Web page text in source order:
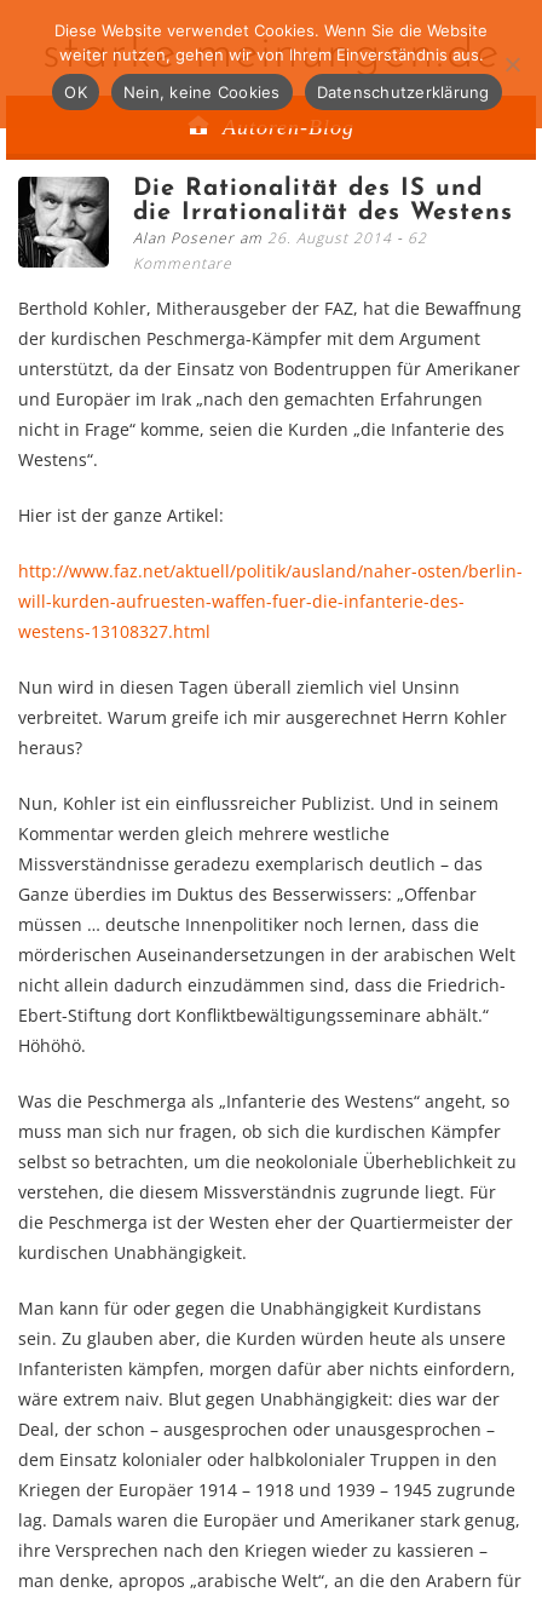
starke-meinungen.de
Autoren-Blog
Die Rationalität des IS und
die Irrationalität des Westens
Alan Posener am 26. August 2014
62
Kommentare
Berthold Kohler, Mitherausgeber der FAZ, hat die Bewaffnung
der kurdischen Peschmerga-Kämpfer mit dem Argument
unterstützt, da der Einsatz von Bodentruppen für Amerikaner
und Europäer im Irak „nach den gemachten Erfahrungen
nicht in Frage“ komme, seien die Kurden „die Infanterie des
Westens“.
Hier ist der ganze Artikel:
http://www.faz.net/aktuell/politik/ausland/naher-osten/berlin-
will-kurden-aufruesten-waffen-fuer-die-infanterie-des-
westens-13108327.html
Nun wird in diesen Tagen überall ziemlich viel Unsinn
verbreitet. Warum greife ich mir ausgerechnet Herrn Kohler
heraus?
Nun, Kohler ist ein einflussreicher Publizist. Und in seinem
Kommentar werden gleich mehrere westliche
Missverständnisse geradezu exemplarisch deutlich – das
Ganze überdies im Duktus des Besserwissers: „Offenbar
müssen … deutsche Innenpolitiker noch lernen, dass die
mörderischen Auseinandersetzungen in der arabischen Welt
nicht allein dadurch einzudämmen sind, dass die Friedrich-
Ebert-Stiftung dort Konfliktbewältigungsseminare abhält.“
Höhöhö.
Was die Peschmerga als „Infanterie des Westens“ angeht, so
muss man sich nur fragen, ob sich die kurdischen Kämpfer
selbst so betrachten, um die neokoloniale Überheblichkeit zu
verstehen, die diesem Missverständnis zugrunde liegt. Für
die Peschmerga ist der Westen eher der Quartiermeister der
kurdischen Unabhängigkeit.
Man kann für oder gegen die Unabhängigkeit Kurdistans
sein. Zu glauben aber, die Kurden würden heute als unsere
Infanteristen kämpfen, morgen dafür aber nichts einfordern,
wäre extrem naiv. Blut gegen Unabhängigkeit: dies war der
Deal, der schon – ausgesprochen oder unausgesprochen –
dem Einsatz kolonialer oder halbkolonialer Truppen in den
Kriegen der Europäer 1914 – 1918 und 1939 – 1945 zugrunde
lag. Damals waren die Europäer und Amerikaner stark genug,
ihre Versprechen nach den Kriegen wieder zu kassieren –
man denke, apropos „arabische Welt“, an die den Arabern für
Diese Website verwendet Cookies. Wenn Sie die Website
weiter nutzen, gehen wir von Ihrem Einverständnis aus.
OK
Nein, keine Cookies Datenschutzerklärung